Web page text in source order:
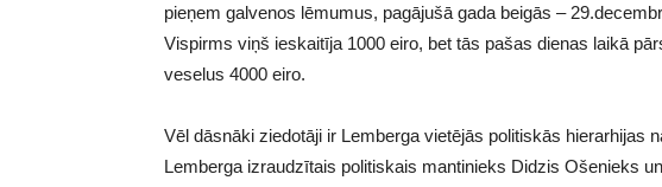
pieņem galvenos lēmumus, pagājušā gada beigās –
Vispirms viņš ieskaitīja 1000 eiro, bet tās pašas dienas laikā
veselus 4000 eiro.
Vēl dāsnāki ziedotāji ir Lemberga vietējās politiskās hierarhijas
Lemberga izraudzītais politiskais mantinieks Didzis Ošenieks